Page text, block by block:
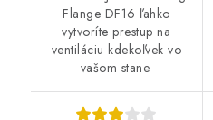
Flange DF16 ľahko
vytvoríte prestup na
ventiláciu kdekoľvek vo
vašom stane.